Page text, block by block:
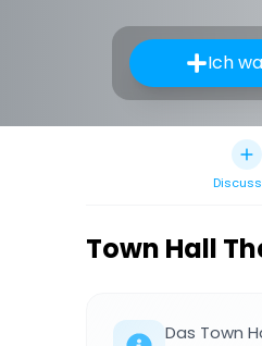
Ich
Town Hall
Das Town